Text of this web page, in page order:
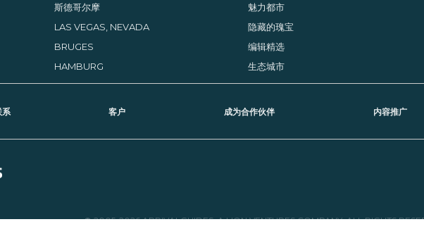
斯德哥尔摩
LAS VEGAS, NEVADA
BRUGES
HAMBURG
魅力都市
隐藏的瑰宝
编辑精选
生态城市
系 客户 成为合作伙伴 内容推广
© 2005-2026 ARRIVALGUIDES, A LION VENTURES COMPANY. ALL RIGHTS